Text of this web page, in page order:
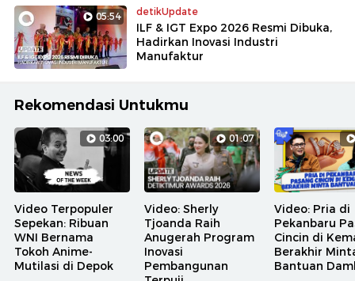
05:54 detikUpdate
ILF & IGT Expo 2026 Resmi Dibuka,
Hadirkan Inovasi Industri
Manufaktur
Rekomendasi Untukmu
03:00
Video Terpopuler
Sepekan: Ribuan
WNI Bernama
Tokoh Anime-
Mutilasi di Depok
01:07
Video: Sherly
Tjoanda Raih
Anugerah Program
Inovasi
Pembangunan
Video: Pria di
Pekanbaru
Cincin di
Berakhir
Bantuan